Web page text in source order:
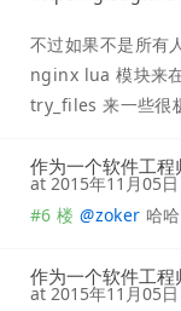
不过如果不是所有
nginx lua 模块来
try_files 来一些很
作为一个软件工程
at2015年11月05日
#6 楼 @zoker 哈
作为一个软件工程
at2015年11月05日